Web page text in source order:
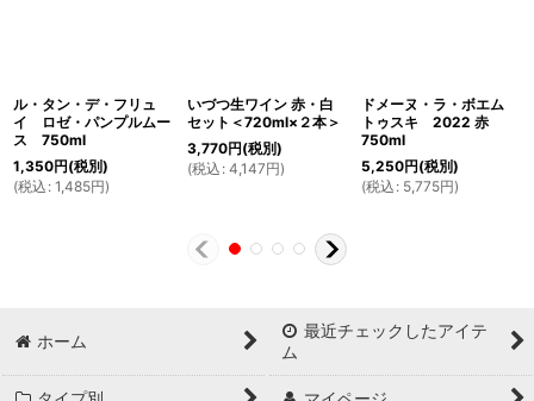
ル・タン・デ・フリュ
イ ロゼ・パンプルムー
ス 750ml
1,350円(税別)
(税込 : 1,485円)
いづつ生ワイン 赤・白
セット＜720ml×２本＞
3,770円(税別)
(税込 : 4,147円)
ドメーヌ・ラ・ボエム
トゥスキ 2022 赤
750ml
5,250円(税別)
(税込 : 5,775円)
ホーム
最近チェックしたアイテ
ム